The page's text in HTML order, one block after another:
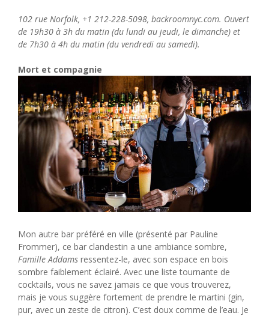
102 rue Norfolk, +1 212-228-5098, backroomnyc.com. Ouvert
de 19h30 à 3h du matin (du lundi au jeudi, le dimanche) et
de 7h30 à 4h du matin (du vendredi au samedi).
Mort et compagnie
Mon autre bar préféré en ville (présenté par Pauline
Frommer), ce bar clandestin a une ambiance sombre,
Famille Addams ressentez-le, avec son espace en bois
sombre faiblement éclairé. Avec une liste tournante de
cocktails, vous ne savez jamais ce que vous trouverez,
mais je vous suggère fortement de prendre le martini (gin,
pur, avec un zeste de citron). C’est doux comme de l’eau. Je